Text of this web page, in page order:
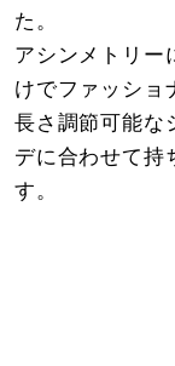
た。
アシンメトリー
けでファッショ
長さ調節可能な
デに合わせて持
す。